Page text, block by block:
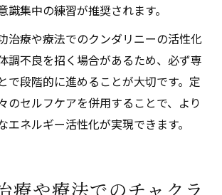
識集中の練習が推奨されます。
治療や療法でのクンダリニーの活性化
調不良を招く場合があるため、必ず専
で段階的に進めることが大切です。定
のセルフケアを併用することで、より
エネルギー活性化が実現できます。
療や療法でのチャクラ